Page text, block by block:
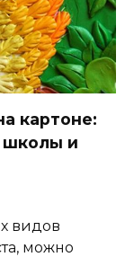
картоне:
школы и
видов
можно